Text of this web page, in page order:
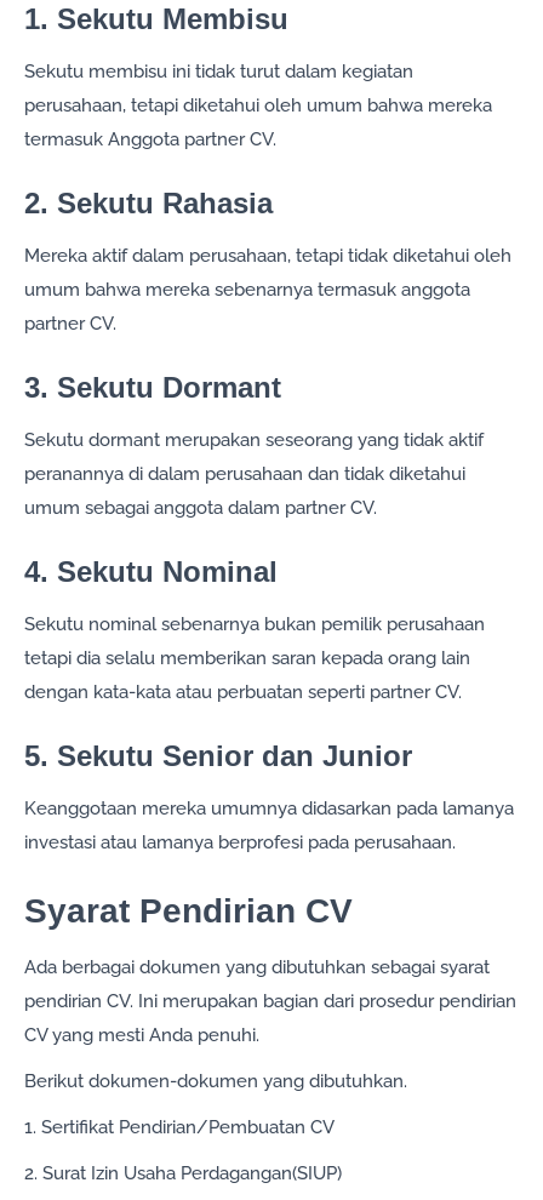
1. Sekutu Membisu
Sekutu membisu ini tidak turut dalam kegiatan
perusahaan, tetapi diketahui oleh umum bahwa mereka
termasuk Anggota partner CV.
2. Sekutu Rahasia
Mereka aktif dalam perusahaan, tetapi tidak diketahui oleh
umum bahwa mereka sebenarnya termasuk anggota
partner CV.
3. Sekutu Dormant
Sekutu dormant merupakan seseorang yang tidak aktif
peranannya di dalam perusahaan dan tidak diketahui
umum sebagai anggota dalam partner CV.
4. Sekutu Nominal
Sekutu nominal sebenarnya bukan pemilik perusahaan
tetapi dia selalu memberikan saran kepada orang lain
dengan kata-kata atau perbuatan seperti partner CV.
5. Sekutu Senior dan Junior
Keanggotaan mereka umumnya didasarkan pada lamanya
investasi atau lamanya berprofesi pada perusahaan.
Syarat Pendirian CV
Ada berbagai dokumen yang dibutuhkan sebagai syarat
pendirian CV. Ini merupakan bagian dari prosedur pendirian
CV yang mesti Anda penuhi.
Berikut dokumen-dokumen yang dibutuhkan.
1. Sertifikat Pendirian/Pembuatan CV
2. Surat Izin Usaha Perdagangan(SIUP)